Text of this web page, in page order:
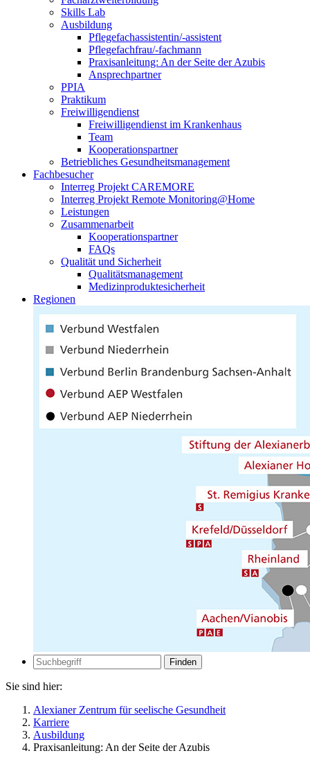
Skills Lab
Ausbildung
Pflegefachassistentin/-assistent
Pflegefachfrau/-fachmann
Praxisanleitung: An der Seite der Azubis
Ansprechpartner
PPIA
Praktikum
Freiwilligendienst
Freiwilligendienst im Krankenhaus
Team
Kooperationspartner
Betriebliches Gesundheitsmanagement
Fachbesucher
Interreg Projekt CAREMORE
Interreg Projekt Remote Monitoring@Home
Leistungen
Zusammenarbeit
Kooperationspartner
FAQs
Qualität und Sicherheit
Qualitätsmanagement
Medizinproduktesicherheit
Regionen
Zur
Suche
Suche
Sie sind hier:
Alexianer Zentrum für seelische Gesundheit
Karriere
Ausbildung
Praxisanleitung: An der Seite der Azubis